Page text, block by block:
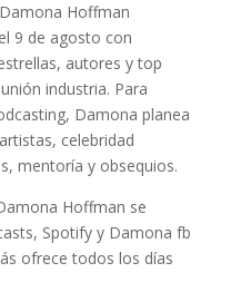
Hoffman
9 de agosto con
autores y top
industria. Para
Damona planea
celebridad
mentoría y obsequios.
Hoffman se
Spotify y Damona fb
ofrece todos los días